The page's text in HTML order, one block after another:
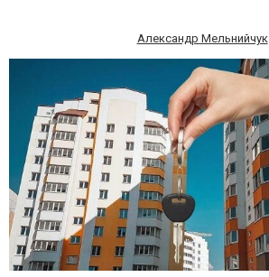
Александр Мельнийчук